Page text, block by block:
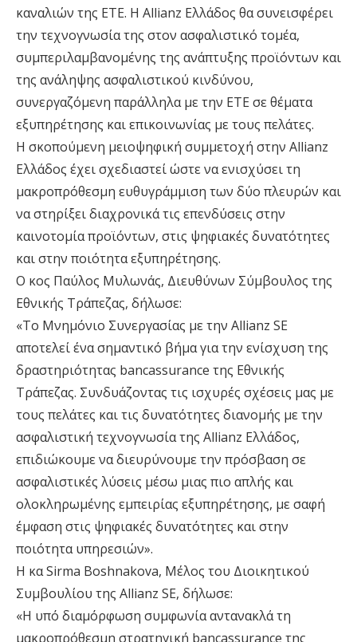
καναλιών της ΕΤΕ. Η Allianz Ελλάδος θα συνεισφέρει
την τεχνογνωσία της στον ασφαλιστικό τομέα,
συμπεριλαμβανομένης της ανάπτυξης προϊόντων και
της ανάληψης ασφαλιστικού κινδύνου,
συνεργαζόμενη παράλληλα με την ΕΤΕ σε θέματα
εξυπηρέτησης και επικοινωνίας με τους πελάτες.
Η σκοπούμενη μειοψηφική συμμετοχή στην Allianz
Ελλάδος έχει σχεδιαστεί ώστε να ενισχύσει τη
μακροπρόθεσμη ευθυγράμμιση των δύο πλευρών και
να στηρίξει διαχρονικά τις επενδύσεις στην
καινοτομία προϊόντων, στις ψηφιακές δυνατότητες
και στην ποιότητα εξυπηρέτησης.
Ο κος Παύλος Μυλωνάς, Διευθύνων Σύμβουλος της
Εθνικής Τράπεζας, δήλωσε:
«Το Μνημόνιο Συνεργασίας με την Allianz SE
αποτελεί ένα σημαντικό βήμα για την ενίσχυση της
δραστηριότητας bancassurance της Εθνικής
Τράπεζας. Συνδυάζοντας τις ισχυρές σχέσεις μας με
τους πελάτες και τις δυνατότητες διανομής με την
ασφαλιστική τεχνογνωσία της Allianz Ελλάδος,
επιδιώκουμε να διευρύνουμε την πρόσβαση σε
ασφαλιστικές λύσεις μέσω μιας πιο απλής και
ολοκληρωμένης εμπειρίας εξυπηρέτησης, με σαφή
έμφαση στις ψηφιακές δυνατότητες και στην
ποιότητα υπηρεσιών».
Η κα Sirma Boshnakova, Μέλος του Διοικητικού
Συμβουλίου της Allianz SE, δήλωσε:
«Η υπό διαμόρφωση συμφωνία αντανακλά τη
μακροπρόθεσμη στρατηγική bancassurance της